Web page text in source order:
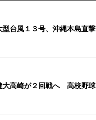
型台風１３号、沖縄本島直撃
大高崎が２回戦へ 高校野球